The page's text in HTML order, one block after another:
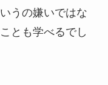
うの嫌いではな
とも学べるでし